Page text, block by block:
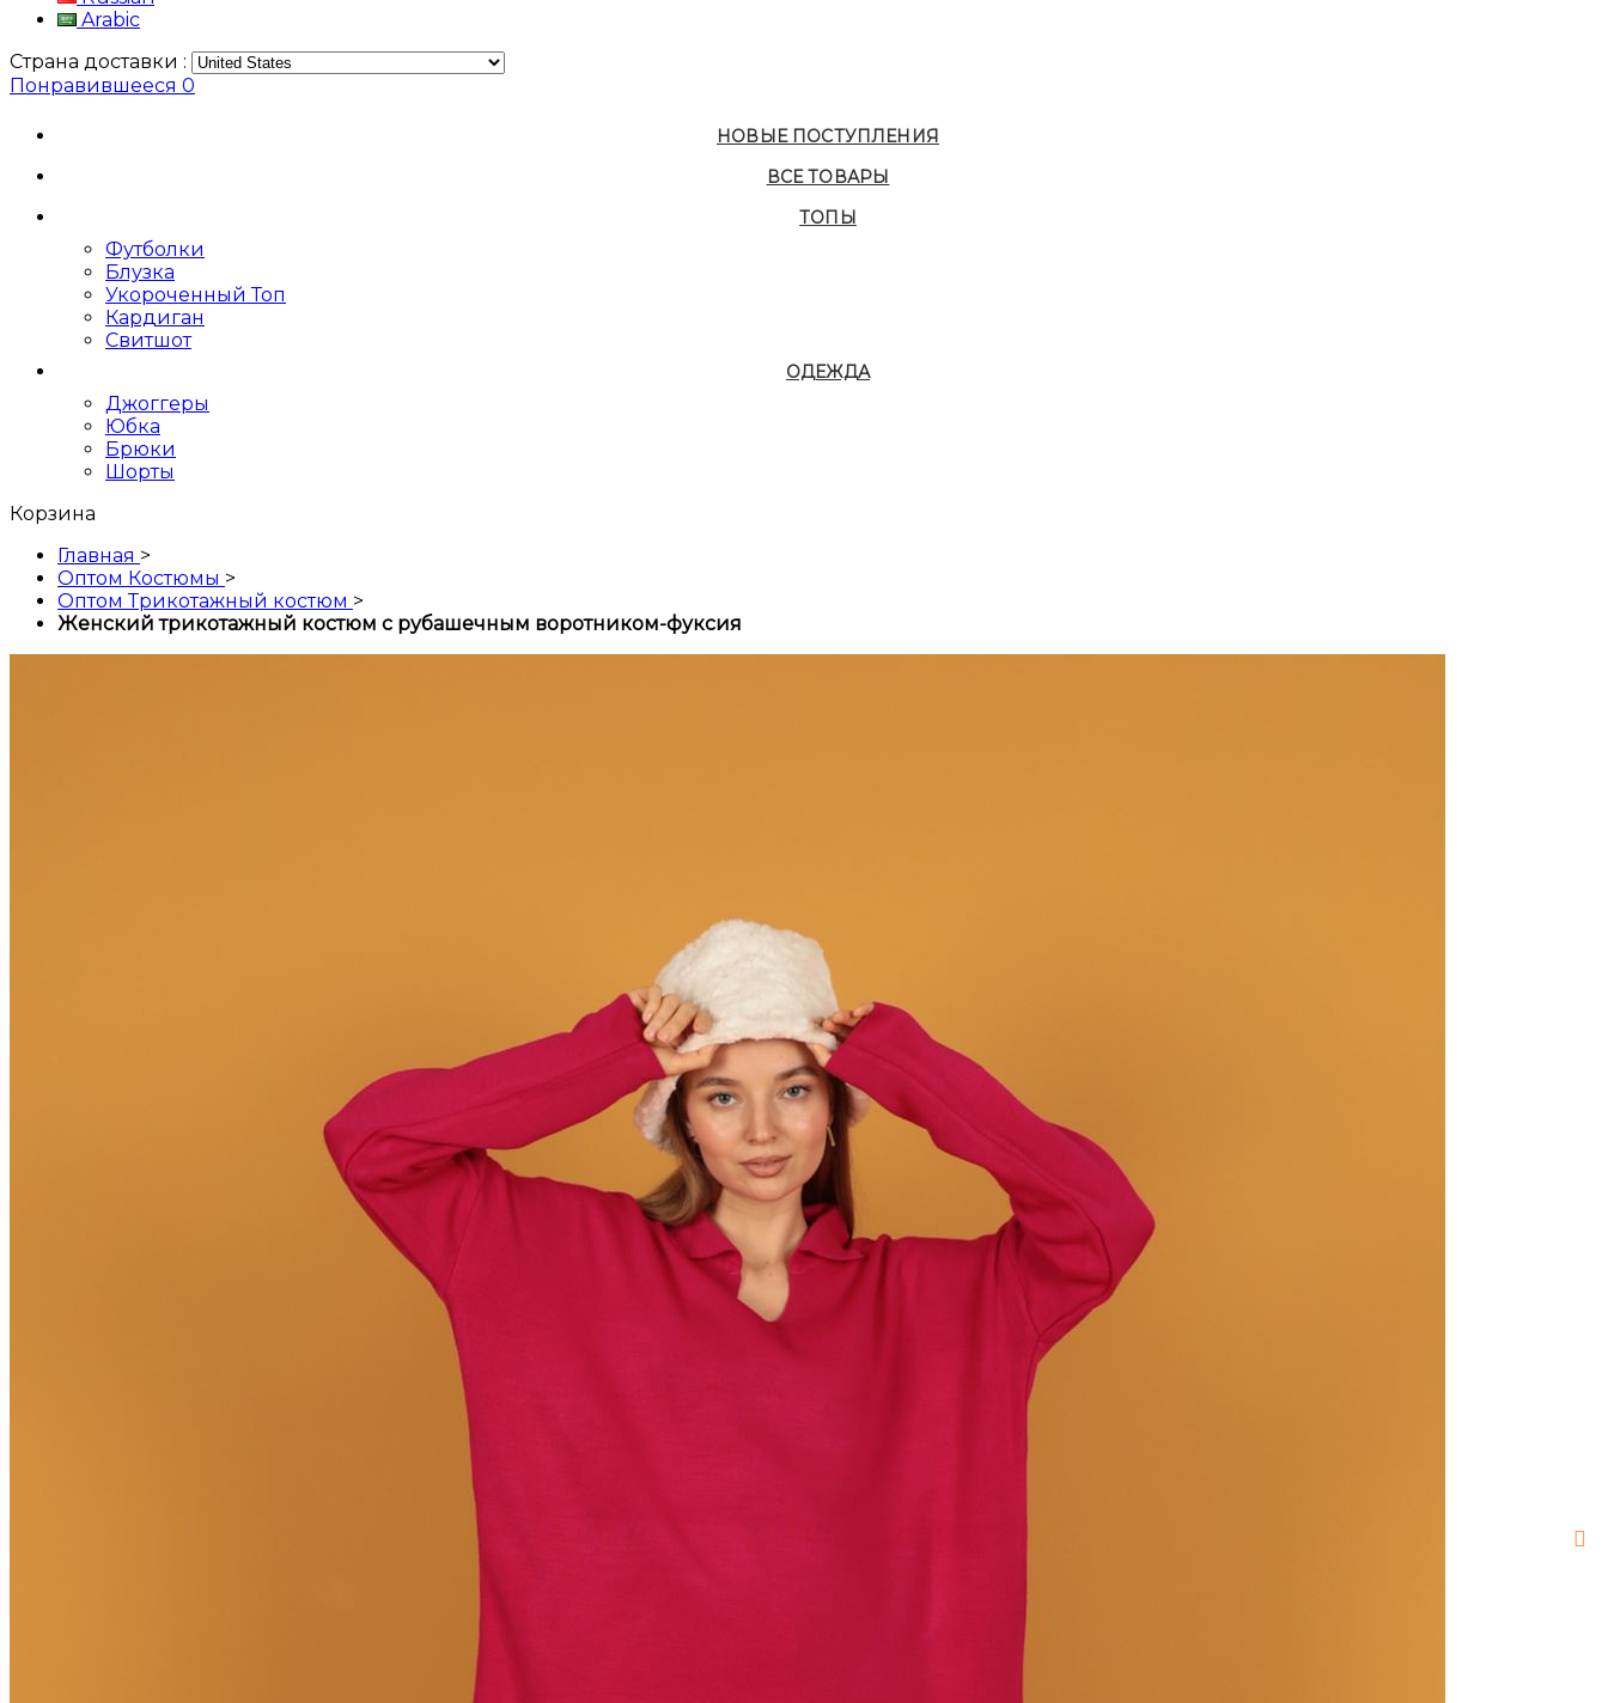
Arabic
Страна доставки :
Понравившееся 0
НОВЫЕ ПОСТУПЛЕНИЯ
ВСЕ ТОВАРЫ
ТОПЫ
Футболки
Блузка
Укороченный Топ
Кардиган
Свитшот
ОДЕЖДА
Джоггеры
Юбка
Брюки
Шорты
Корзина
Главная >
Оптом Костюмы >
Оптом Трикотажный костюм >
Женский трикотажный костюм с рубашечным воротником-фуксия